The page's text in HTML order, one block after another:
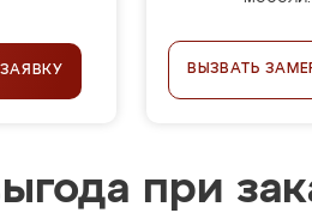
ВЫЗВАТЬ
при